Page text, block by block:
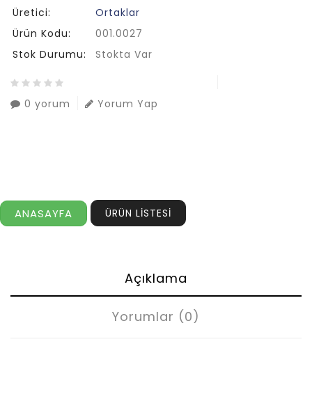
Üretici:
Ortaklar
Ürün Kodu:
001.0027
Stok Durumu:
Stokta Var
0 yorum Yorum Yap
ANASAYFA ÜRÜN LİSTESİ
Açıklama
Yorumlar (0)